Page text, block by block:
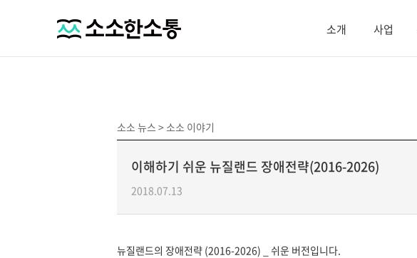
소개 사업
소소 뉴스 >소소 이야기
이해하기 쉬운 뉴질랜드 장애전략(2016-2026)
2018.07.13
뉴질랜드의 장애전략 (2016-2026) _ 쉬운 버전입니다.